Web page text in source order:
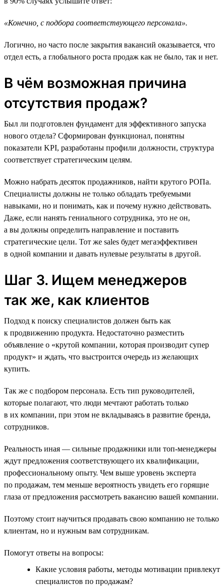
«Конечно, с подбора соответствующего персонала».
Логично, но часто после закрытия вакансий оказывается, что
отдел есть, а глобального роста продаж как не было, так и нет.
В чём возможная причина
отсутствия продаж?
Был ли подготовлен фундамент для эффективного запуска
нового отдела? Сформирован функционал, понятны
показатели KPI, разработаны профили должности, структура
соответствует стратегическим целям.
Можно набрать десяток продажников, найти крутого РОПа.
Специалисты должны не только обладать требуемыми
навыками, но и понимать, как и почему нужно действовать.
Даже, если нанять гениального сотрудника, это не он,
а вы должны определить направление и поставить
стратегические цели. Тот же sales будет мегаэффективен
в одной компании и давать нулевые результаты в другой.
Шаг 3. Ищем менеджеров
так же, как клиентов
Подход к поиску специалистов должен быть как
к продвижению продукта. Недостаточно разместить
объявление о «крутой компании, которая производит супер
продукт» и ждать, что выстроится очередь из желающих
купить.
Так же с подбором персонала. Есть тип руководителей,
которые полагают, что люди мечтают работать только
в их компании, при этом не вкладываясь в развитие бренда,
сотрудников.
Реальность иная — сильные продажники или топ-менеджеры
ждут предложения соответствующего их квалификации,
профессиональному опыту. Чем выше уровень эксперта
по продажам, тем меньше вероятность увидеть его горящие
глаза от предложения рассмотреть вакансию вашей компании.
Поэтому стоит научиться продавать свою компанию не только
клиентам, но и нужным вам сотрудникам.
Помогут ответы на вопросы:
Какие условия работы, методы мотивации привлекут
специалистов по продажам?